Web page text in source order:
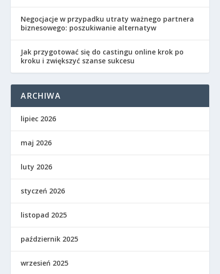
Negocjacje w przypadku utraty ważnego partnera
biznesowego: poszukiwanie alternatyw
Jak przygotować się do castingu online krok po
kroku i zwiększyć szanse sukcesu
ARCHIWA
lipiec 2026
maj 2026
luty 2026
styczeń 2026
listopad 2025
październik 2025
wrzesień 2025